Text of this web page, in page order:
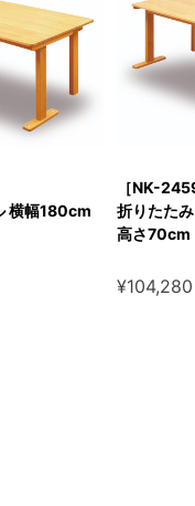
横幅180cm
［NK-
折りたた
高さ70cm
¥104,280